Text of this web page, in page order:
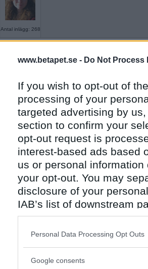
www.betapet.se - Do Not Process
If you wish to opt-out of
processing of your
targeted advertising by
section to confirm your
opt-out request is
interest-based ads based
us or personal
your opt-out. You may
disclosure of your
IAB’s list of downstream
also be disclosed by us
Downstream Participants
Please note that this
Personal Data Processing Opt Outs
Google consents
Antal inlägg: 268
Antal inlägg:
1090
vete
em1982
Antal inlägg: 105
Surdeg
bröd